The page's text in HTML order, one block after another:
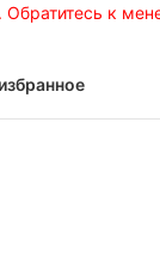
Обратитесь к